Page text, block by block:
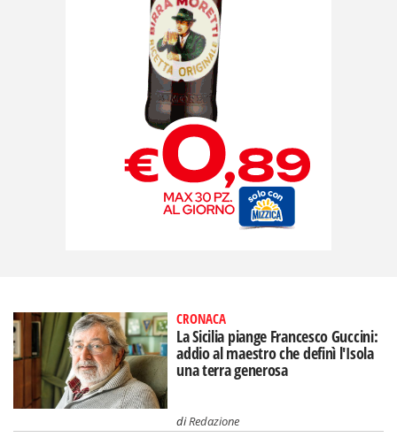
CRONACA
La Sicilia piange Francesco Guccini:
addio al maestro che definì l'Isola
una terra generosa
diRedazione